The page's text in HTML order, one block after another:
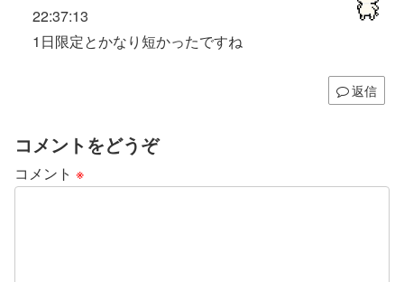
22:37:13
1日限定とかなり短かったですね
返信
コメントをどうぞ
コメント ※